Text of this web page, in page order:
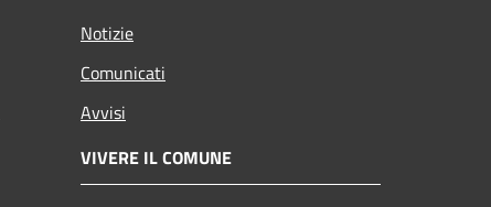
Notizie
Comunicati
Avvisi
VIVERE IL COMUNE